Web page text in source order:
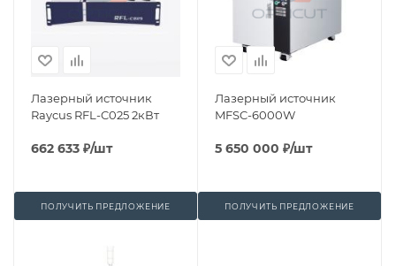
Лазерный источник
Raycus RFL-C025 2кВт
662 633 ₽/шт
ПОЛУЧИТЬ ПРЕДЛОЖЕНИЕ
Лазерный источник
MFSC-6000W
5 650 000 ₽/шт
ПОЛУЧИТЬ ПРЕДЛОЖЕНИЕ